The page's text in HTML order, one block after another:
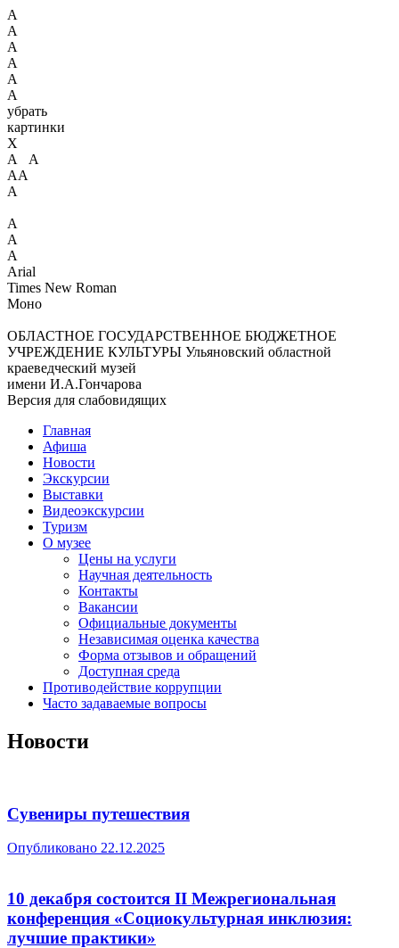
А
А
А
А
А
А
убрать
картинки
X
А А
АА
А
А
А
А
Arial
Times New Roman
Моно
ОБЛАСТНОЕ ГОСУДАРСТВЕННОЕ БЮДЖЕТНОЕ
УЧРЕЖДЕНИЕ КУЛЬТУРЫ Ульяновский областной
краеведческий музей
имени И.А.Гончарова
Версия для слабовидящих
Главная
Афиша
Новости
Экскурсии
Выставки
Видеоэкскурсии
Туризм
О музее
Цены на услуги
Научная деятельность
Контакты
Вакансии
Официальные документы
Независимая оценка качества
Форма отзывов и обращений
Доступная среда
Противодействие коррупции
Часто задаваемые вопросы
Новости
Сувениры путешествия
Опубликовано 22.12.2025
10 декабря состоится II Межрегиональная
конференция «Cоциокультурная инклюзия:
лучшие практики»